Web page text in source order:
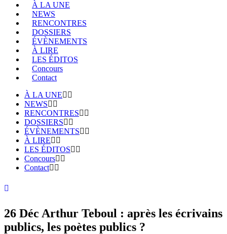
À LA UNE
NEWS
RENCONTRES
DOSSIERS
ÉVÈNEMENTS
À LIRE
LES ÉDITOS
Concours
Contact
À LA UNE
NEWS
RENCONTRES
DOSSIERS
ÉVÈNEMENTS
À LIRE
LES ÉDITOS
Concours
Contact
26 Déc Arthur Teboul : après les écrivains
publics, les poètes publics ?